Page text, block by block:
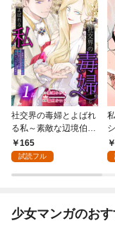
社交界の毒婦とよばれ
る私～素敵な辺境伯令
息に腕を折られたの
で、責任とってもらい
第1話
165
試読フル
少女マンガのお